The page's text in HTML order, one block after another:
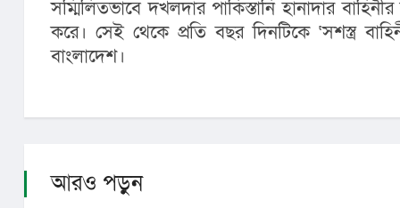
সম্মিলিতভাবে দখলদার পাকিস্তানি হানাদার
করে। সেই থেকে প্রতি বছর দিনটিকে ‘সশস্ত্র
বাংলাদেশ।
আরও পড়ুন